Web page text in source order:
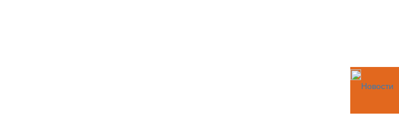
Новости